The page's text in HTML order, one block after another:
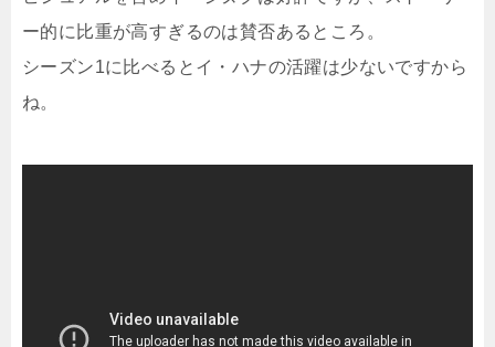
ー的に比重が高すぎるのは賛否あるところ。
シーズン1に比べるとイ・ハナの活躍は少ないですから
ね。